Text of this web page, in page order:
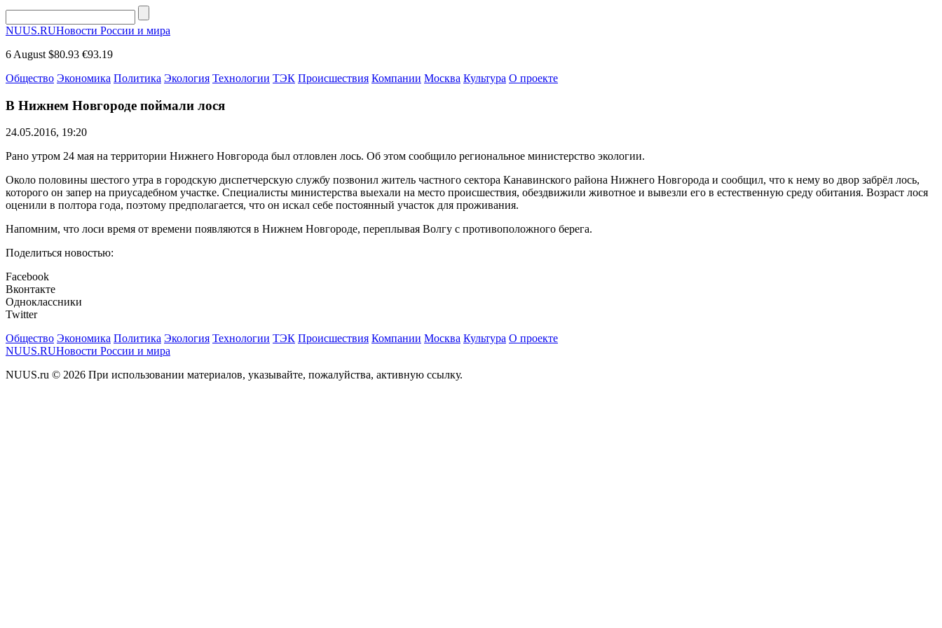
NUUS.RUНовости России и мира
6 August $80.93 €93.19
Общество Экономика Политика Экология Технологии ТЭК Происшествия Компании Москва Культура О проекте
В Нижнем Новгороде поймали лося
24.05.2016, 19:20
Рано утром 24 мая на территории Нижнего Новгорода был отловлен лось. Об этом сообщило региональное министерство экологии.
Около половины шестого утра в городскую диспетчерскую службу позвонил житель частного сектора Канавинского района Нижнего Новгорода и сообщил, что к нему во двор забрёл лось,
которого он запер на приусадебном участке. Специалисты министерства выехали на место происшествия, обездвижили животное и вывезли его в естественную среду обитания. Возраст лося
оценили в полтора года, поэтому предполагается, что он искал себе постоянный участок для проживания.
Напомним, что лоси время от времени появляются в Нижнем Новгороде, переплывая Волгу с противоположного берега.
Поделиться новостью:
Facebook
Вконтакте
Одноклассники
Twitter
Общество Экономика Политика Экология Технологии ТЭК Происшествия Компании Москва Культура О проекте
NUUS.RUНовости России и мира
NUUS.ru © 2026 При использовании материалов, указывайте, пожалуйства, активную ссылку.